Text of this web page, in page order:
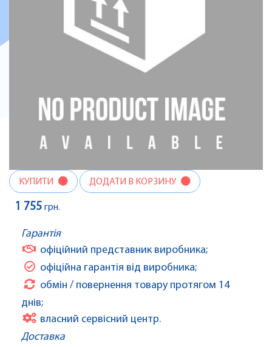
КУПИТИ ДОДАТИ В КОРЗИНУ
1 755 грн.
Гарантія
офіційний представник виробника;
офіційна гарантія від виробника;
обмін / повернення товару протягом 14
днів;
власний сервісний центр.
Доставка